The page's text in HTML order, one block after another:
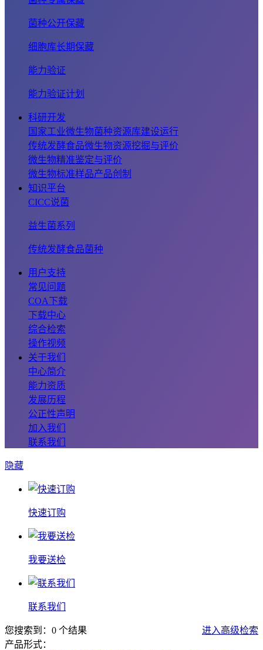
菌种公开保藏
细胞库长期保藏
能力验证
能力验证计划
科研开发
国家工业微生物菌种资源库建设运行
传统发酵食品微生物资源挖掘与评价
微生物精准鉴定与评价
微生物标准样品产品创制
知识平台
CICC说菌
益生菌系列
传统发酵食品菌种
用户支持
常见问题
COA下载
下载中心
综合检索
操作视频
关于我们
中心简介
能力资质
发展历程
公正性声明
加入我们
联系我们
隐藏
快速订购
我要送检
联系我们
您搜索到：0 个结果
进入高级检索
产品形式：